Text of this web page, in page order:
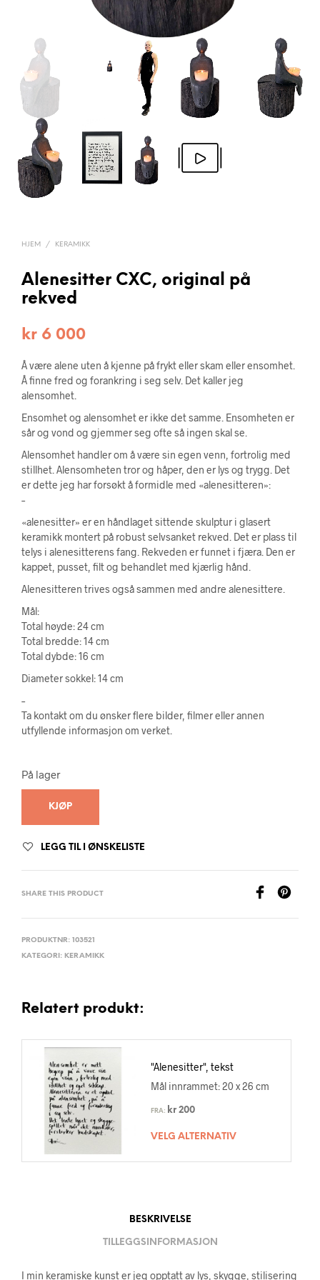
HJEM / KERAMIKK
Alenesitter CXC, original på
rekved
kr 6 000
Å være alene uten å kjenne på frykt eller skam eller ensomhet.
Å finne fred og forankring i seg selv. Det kaller jeg
alensomhet.
Ensomhet og alensomhet er ikke det samme. Ensomheten er
sår og vond og gjemmer seg ofte så ingen skal se.
Alensomhet handler om å være sin egen venn, fortrolig med
stillhet. Alensomheten tror og håper, den er lys og trygg. Det
er dette jeg har forsøkt å formidle med «alenesitteren»:
–
«alenesitter» er en håndlaget sittende skulptur i glasert
keramikk montert på robust selvsanket rekved. Det er plass til
telys i alenesitterens fang. Rekveden er funnet i fjæra. Den er
kappet, pusset, filt og behandlet med kjærlig hånd.
Alenesitteren trives også sammen med andre alenesittere.
Mål:
Total høyde: 24 cm
Total bredde: 14 cm
Total dybde: 16 cm
Diameter sokkel: 14 cm
–
Ta kontakt om du ønsker flere bilder, filmer eller annen
utfyllende informasjon om verket.
På lager
KJØP
LEGG TIL I ØNSKELISTE
SHARE THIS PRODUCT
PRODUKTNR: 103521
KATEGORI: KERAMIKK
Relatert produkt:
"Alenesitter", tekst
Mål innrammet: 20 x 26 cm
FRA: kr 200
VELG ALTERNATIV
BESKRIVELSE
TILLEGGSINFORMASJON
I min keramiske kunst er jeg opptatt av lys, skygge, stilisering